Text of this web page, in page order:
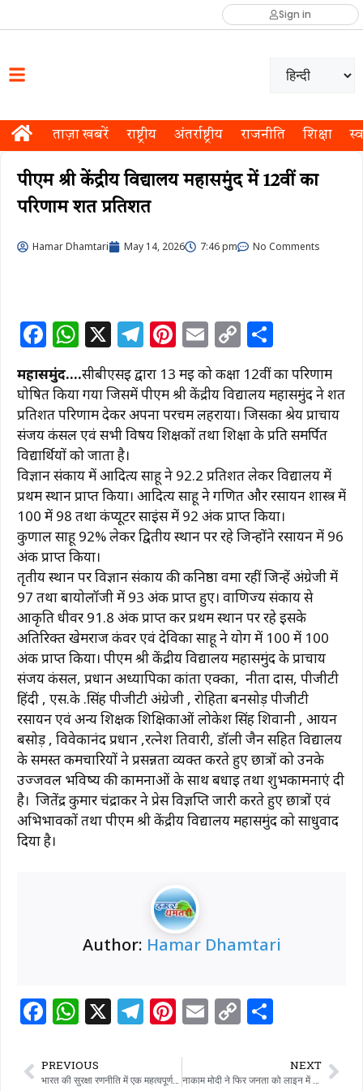
Sign in
ताज़ा खबरें राष्ट्रीय अंतर्राष्ट्रीय राजनीति शिक्षा
पीएम श्री केंद्रीय विद्यालय महासमुंद में 12वीं का
परिणाम शत प्रतिशत
Hamar Dhamtari May 14, 2026 7:46 pm No Comments
F
a
c
e
b
o
o
k
W
h
at
s
A
p
p
X T
el
e
g
ra
m
Pi
te
re
st
E
m
ai
l
C
o
p
y
Li
n
k
ar
e
महासमुंद….सीबीएसई द्वारा 13 मई को कक्षा 12वीं का परिणाम
घोषित किया गया जिसमें पीएम श्री केंद्रीय विद्यालय महासमुंद ने शत
प्रतिशत परिणाम देकर अपना परचम लहराया। जिसका श्रेय प्राचार्य
संजय कंसल एवं सभी विषय शिक्षकों तथा शिक्षा के प्रति समर्पित
विद्यार्थियों को जाता है।
विज्ञान संकाय में आदित्य साहू ने 92.2 प्रतिशत लेकर विद्यालय में
प्रथम स्थान प्राप्त किया। आदित्य साहू ने गणित और रसायन शास्त्र में
100 में 98 तथा कंप्यूटर साइंस में 92 अंक प्राप्त किया।
कुणाल साहू 92% लेकर द्वितीय स्थान पर रहे जिन्होंने रसायन में 96
अंक प्राप्त किया।
तृतीय स्थान पर विज्ञान संकाय की कनिष्ठा वर्मा रहीं जिन्हें अंग्रेजी में
97 तथा बायोलॉजी में 93 अंक प्राप्त हुए। वाणिज्य संकाय से
आकृति धीवर 91.8 अंक प्राप्त कर प्रथम स्थान पर रहे इसके
अतिरिक्त खेमराज कंवर एवं देविका साहू ने योग में 100 में 100
अंक प्राप्त किया। पीएम श्री केंद्रीय विद्यालय महासमुंद के प्राचार्य
संजय कंसल, प्रधान अध्यापिका कांता एक्का, नीता दास, पीजीटी
हिंदी , एस.के .सिंह पीजीटी अंग्रेजी , रोहिता बनसोड़ पीजीटी
रसायन एवं अन्य शिक्षक शिक्षिकाओं लोकेश सिंह शिवानी , आर्यन
बसोड़ , विवेकानंद प्रधान ,रत्नेश तिवारी, डॉली जैन सहित विद्यालय
के समस्त कर्मचारियों ने प्रसन्नता व्यक्त करते हुए छात्रों को उनके
उज्जवल भविष्य की कामनाओं के साथ बधाई तथा शुभकामनाएं दी
है। जितेंद्र कुमार चंद्राकर ने प्रेस विज्ञप्ति जारी करते हुए छात्रों एवं
अभिभावकों तथा पीएम श्री केंद्रीय विद्यालय महासमुंद को साधुवाद
दिया है।
Author: Hamar Dhamtari
F
a
c
W
h
at
X T
el
Pi
n
te
E
m
C
o
ar
PREVIOUS
भारत की सुरक्षा रणनीति में एक महत्वपूर्ण मोड़: नक्सलवाद के भाग्य के लिए रायपुर शिखर सम्मेलन का क्या मतलब है | भारत समाचार
NEXT